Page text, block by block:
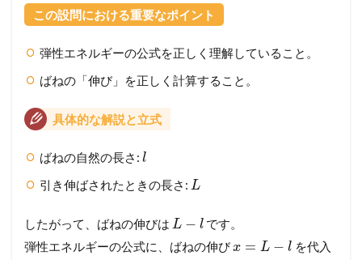
問
題
確
認
】
ず
問
題
文
っ
か
この設問における重要なポイント
弾性エネルギーの公式を正しく理解していること。
ばねの「伸び」を正しく計算すること。
具体的な解説と立式
ばねの自然の長さ: l
引き伸ばされたときの長さ: L
したがって、ばねの伸びは L − l です。
弾性エネルギーの公式に、ばねの伸びx = L − l を代入